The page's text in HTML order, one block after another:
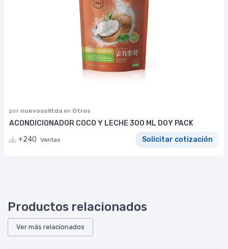
por nuevosolltda en Otros
ACONDICIONADOR COCO Y LECHE 300 ML DOY PACK
+240 Ventas Solicitar cotización
Productos relacionados
Ver más relacionados